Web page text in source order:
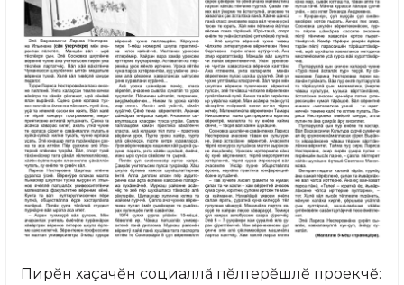
Пирĕн хаçачĕн социаллă пĕлтерĕшлĕ проекчĕ: